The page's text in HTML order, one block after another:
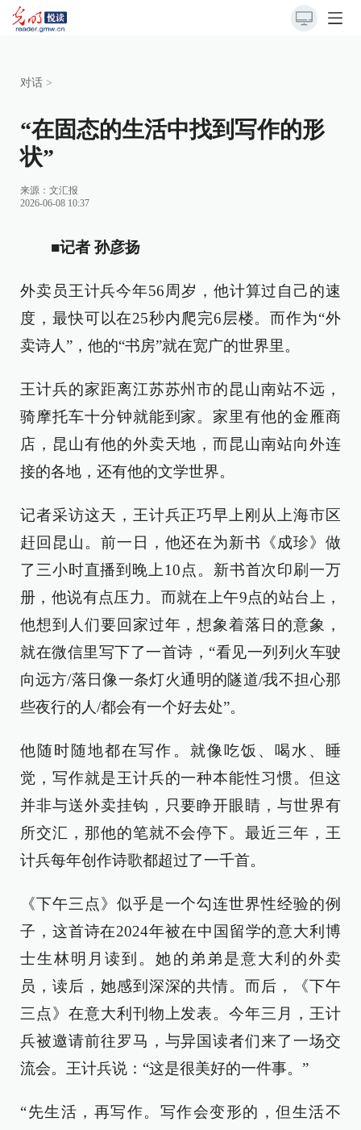
对话 >
“在固态的生活中找到写作的形
状”
来源： 文汇报
2026-06-08 10:37
■记者 孙彦扬
外卖员王计兵今年56周岁，他计算过自己的速
度，最快可以在25秒内爬完6层楼。而作为“外
卖诗人”，他的“书房”就在宽广的世界里。
王计兵的家距离江苏苏州市的昆山南站不远，
骑摩托车十分钟就能到家。家里有他的金雁商
店，昆山有他的外卖天地，而昆山南站向外连
接的各地，还有他的文学世界。
记者采访这天，王计兵正巧早上刚从上海市区
赶回昆山。前一日，他还在为新书《成珍》做
了三小时直播到晚上10点。新书首次印刷一万
册，他说有点压力。而就在上午9点的站台上，
他想到人们要回家过年，想象着落日的意象，
就在微信里写下了一首诗，“看见一列列火车驶
向远方/落日像一条灯火通明的隧道/我不担心那
些夜行的人/都会有一个好去处”。
他随时随地都在写作。就像吃饭、喝水、睡
觉，写作就是王计兵的一种本能性习惯。但这
并非与送外卖挂钩，只要睁开眼睛，与世界有
所交汇，那他的笔就不会停下。最近三年，王
计兵每年创作诗歌都超过了一千首。
《下午三点》似乎是一个勾连世界性经验的例
子，这首诗在2024年被在中国留学的意大利博
士生林明月读到。她的弟弟是意大利的外卖
员，读后，她感到深深的共情。而后，《下午
三点》在意大利刊物上发表。今年三月，王计
兵被邀请前往罗马，与异国读者们来了一场交
流会。王计兵说：“这是很美好的一件事。”
“先生活，再写作。写作会变形的，但生活不